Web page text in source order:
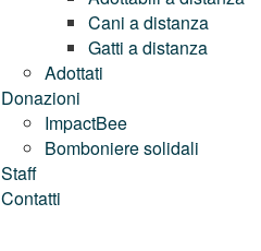
Cani a distanza
Gatti a distanza
Adottati
Donazioni
ImpactBee
Bomboniere solidali
Staff
Contatti